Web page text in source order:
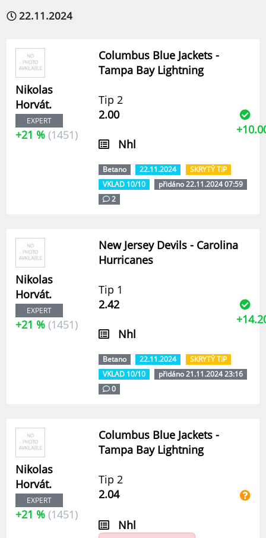
22.11.2024
Nikolas
Horvát.
EXPERT
+21 % (1451)
Columbus Blue Jackets -
Tampa Bay Lightning
Tip 2
2.00
Nhl
Betano 22.11.2024
SKRYTÝ TIP
VKLAD 10/10
přidáno 22.11.2024 07:59
2
Nikolas
Horvát.
EXPERT
+21 % (1451)
New Jersey Devils - Carolina
Hurricanes
Tip 1
2.42
Nhl
Betano 22.11.2024
SKRYTÝ TIP
VKLAD 10/10
přidáno 21.11.2024 23:16
0
Nikolas
Horvát.
EXPERT
+21 % (1451)
Columbus Blue Jackets -
Tampa Bay Lightning
Tip 2
2.04
Nhl